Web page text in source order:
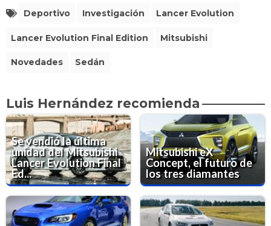
Deportivo Investigación Lancer Evolution
Lancer Evolution Final Edition Mitsubishi
Novedades Sedán
Luis Hernández recomienda
Se vendió la última
unidad del Mitsubishi
Lancer Evolution Final
Ed...
Mitsubishi eX
Concept, el futuro de
los tres diamantes